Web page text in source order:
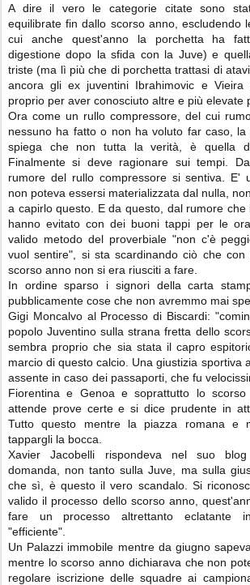
A dire il vero le categorie citate sono
equilibrate fin dallo scorso anno, escludendo
cui anche quest'anno la porchetta ha
digestione dopo la sfida con la Juve) e
triste (ma lì più che di porchetta trattasi di
ancora gli ex juventini Ibrahimovic e Vieira
proprio per aver conosciuto altre e più elevate
Ora come un rullo compressore, del cui
nessuno ha fatto o non ha voluto far caso,
spiega che non tutta la verità, è quella
Finalmente si deve ragionare sui tempi.
rumore del rullo compressore si sentiva. E'
non poteva essersi materializzata dal nulla,
a capirlo questo. E da questo, dal rumore che
hanno evitato con dei buoni tappi per le
valido metodo del proverbiale "non c'è
vuol sentire", si sta scardinando ciò che
scorso anno non si era riusciti a fare.
In ordine sparso i signori della carta
pubblicamente cose che non avremmo mai
Gigi Moncalvo al Processo di Biscardi:
popolo Juventino sulla strana fretta dello
sembra proprio che sia stata il capro
marcio di questo calcio. Una giustizia sportiva
assente in caso dei passaporti, che fu
Fiorentina e Genoa e soprattutto lo
attende prove certe e si dice prudente in
Tutto questo mentre la piazza romana e
tappargli la bocca.
Xavier Jacobelli rispondeva nel suo
domanda, non tanto sulla Juve, ma sulla
che sì, è questo il vero scandalo. Si
valido il processo dello scorso anno,
fare un processo altrettanto eclatante
"efficiente".
Un Palazzi immobile mentre da giugno
mentre lo scorso anno dichiarava che non
regolare iscrizione delle squadre ai